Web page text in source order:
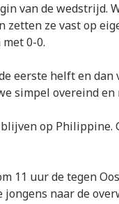
van de wedstrijd.
zetten ze vast op
0-0.
eerste helft en
simpel overeind en
op Philippine.
11 uur de tegen
jongens naar de